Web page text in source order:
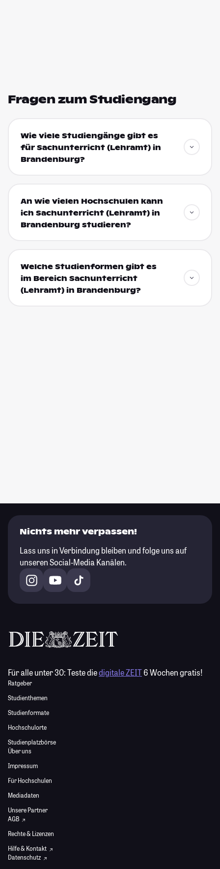
Fragen zum Studiengang
Wie viele Studiengänge gibt es
für Sachunterricht (Lehramt) in
Brandenburg?
An wie vielen Hochschulen kann
ich Sachunterricht (Lehramt) in
Brandenburg studieren?
Welche Studienformen gibt es
im Bereich Sachunterricht
(Lehramt) in Brandenburg?
Nichts mehr verpassen!
Lass uns in Verbindung bleiben und folge uns auf
unseren Social-Media Kanälen.
Für alle unter 30:Teste diedigitale ZEIT6 Wochen gratis!
Ratgeber
Studienthemen
Studienformate
Hochschulorte
Studienplatzbörse
Über uns
Impressum
Für Hochschulen
Mediadaten
Unsere Partner
AGB
Rechte & Lizenzen
Hilfe & Kontakt
Datenschutz